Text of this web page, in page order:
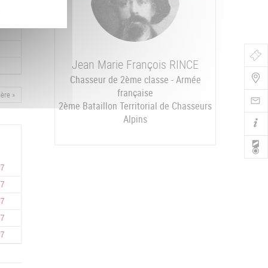
de
»
Jean Marie François RINCE
Chasseur de 2ème classe - Armée
française
2ème Bataillon Territorial de Chasseurs
Alpins